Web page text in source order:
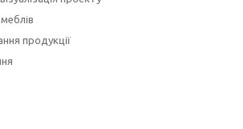
продукції